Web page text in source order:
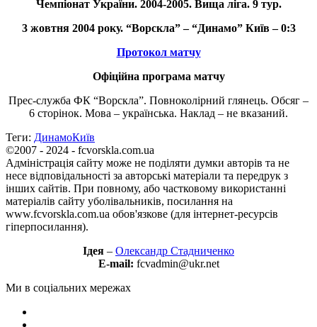
Чемпіонат України. 2004-2005. Вища ліга. 9 тур.
3 жовтня 2004 року. “Ворскла” – “Динамо” Київ – 0:3
Протокол матчу
Офіційна програма матчу
Прес-служба ФК “Ворскла”. Повноколірний глянець. Обсяг –
6 сторінок. Мова – українська. Наклад – не вказаний.
Теги: ДинамоКиїв
©2007 - 2024 - fcvorskla.com.ua
Адміністрація сайту може не поділяти думки авторів та не
несе відповідальності за авторські матеріали та передрук з
інших сайтів. При повному, або частковому використанні
матеріалів сайту уболівальників, посилання на
www.fcvorskla.com.ua обов'язкове (для інтернет-ресурсів
гіперпосилання).
Ідея – Олександр Стадниченко
E-mail: fcvadmin@ukr.net
Ми в соціальних мережах